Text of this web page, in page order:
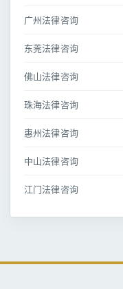
广州法律咨询
东莞法律咨询
佛山法律咨询
珠海法律咨询
惠州法律咨询
中山法律咨询
江门法律咨询